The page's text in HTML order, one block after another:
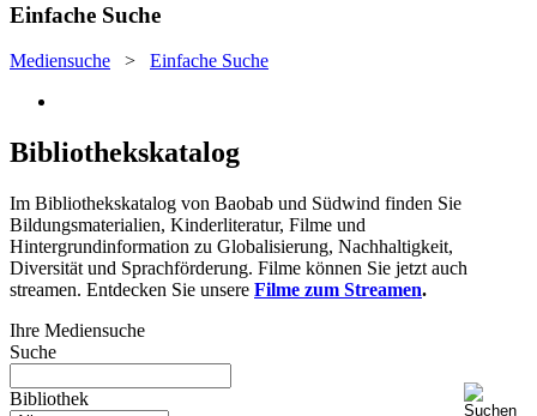
Einfache Suche
Mediensuche > Einfache Suche
Bibliothekskatalog
Im Bibliothekskatalog von Baobab und Südwind finden Sie
Bildungsmaterialien, Kinderliteratur, Filme und
Hintergrundinformation zu Globalisierung, Nachhaltigkeit,
Diversität und Sprachförderung. Filme können Sie jetzt auch
streamen. Entdecken Sie unsere Filme zum Streamen.
Ihre Mediensuche
Suche
Bibliothek